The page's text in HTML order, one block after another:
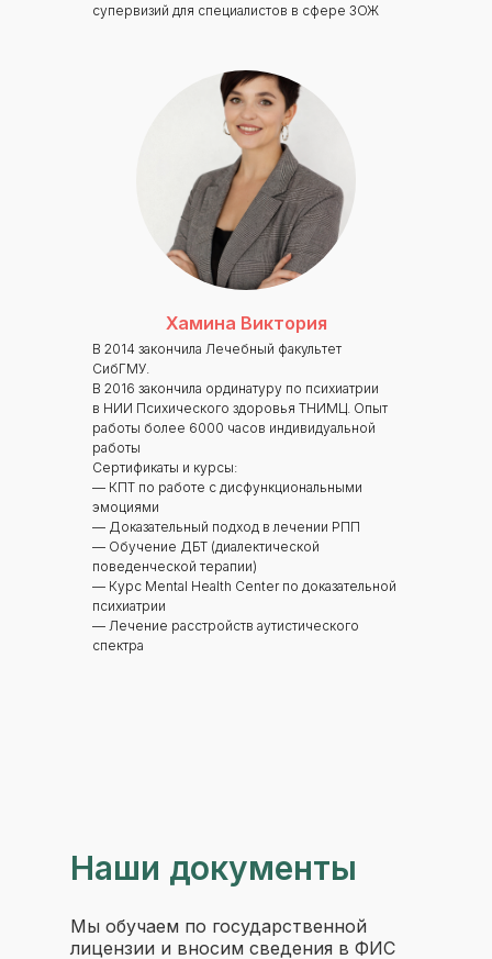
супервизий для специалистов в сфере ЗОЖ
Хамина Виктория
В 2014 закончила Лечебный факультет
СибГМУ.
В 2016 закончила ординатуру по психиатрии
в НИИ Психического здоровья ТНИМЦ. Опыт
работы более 6000 часов индивидуальной
работы
Сертификаты и курсы:
— КПТ по работе с дисфункциональными
эмоциями
— Доказательный подход в лечении РПП
— Обучение ДБТ (диалектической
поведенческой терапии)
— Курс Mental Health Center по доказательной
психиатрии
— Лечение расстройств аутистического
спектра
Наши документы
Мы обучаем по государственной
лицензии и вносим сведения в ФИС
Общество с Ограниченной Ответственностью
«Международный Центр Медицинского
и Фармацевтического Образования»